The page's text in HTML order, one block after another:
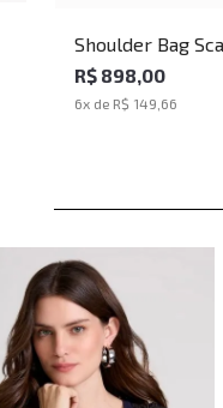
Shoulder Bag
John John
R$ 898,00
6x de R$ 149,66